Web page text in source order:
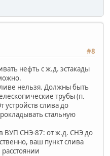
#8
нефть с ж.д. эстакады
нельзя. Должны быть
трубы (п.
устройств слива до
стальную
ВУП СНЭ-87: от ж.д. СНЭ до
ваш пункт слива